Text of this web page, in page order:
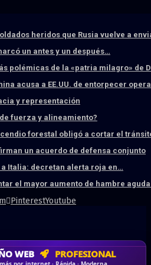
heridos que Rusia vuelve a
un antes y un después…
polémicas de la «patria milagro» de
acusa a EE.UU. de entorpecer
y representación
fuerza y alineamiento?
forestal obligó a cortar el
un acuerdo de defensa conjunto
Italia: decretan alerta roja en…
el mayor aumento de hambre
PinterestYoutube
SSD SÚPER RÁPIDO
WEB PROFESIONAL
DASHBOARD A MEDIDA
CORPORATIVO